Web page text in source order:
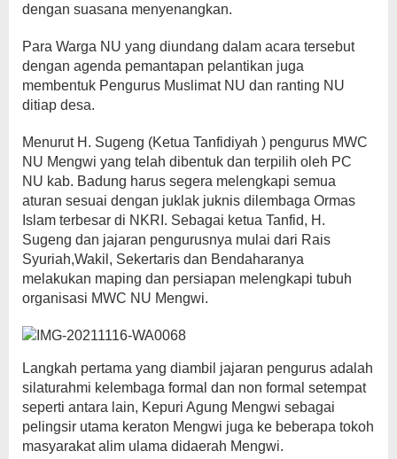
dengan suasana menyenangkan.
Para Warga NU yang diundang dalam acara tersebut
dengan agenda pemantapan pelantikan juga
membentuk Pengurus Muslimat NU dan ranting NU
ditiap desa.
Menurut H. Sugeng (Ketua Tanfidiyah ) pengurus MWC
NU Mengwi yang telah dibentuk dan terpilih oleh PC
NU kab. Badung harus segera melengkapi semua
aturan sesuai dengan juklak juknis dilembaga Ormas
Islam terbesar di NKRI. Sebagai ketua Tanfid, H.
Sugeng dan jajaran pengurusnya mulai dari Rais
Syuriah,Wakil, Sekertaris dan Bendaharanya
melakukan maping dan persiapan melengkapi tubuh
organisasi MWC NU Mengwi.
Langkah pertama yang diambil jajaran pengurus adalah
silaturahmi kelembaga formal dan non formal setempat
seperti antara lain, Kepuri Agung Mengwi sebagai
pelingsir utama keraton Mengwi juga ke beberapa tokoh
masyarakat alim ulama didaerah Mengwi.